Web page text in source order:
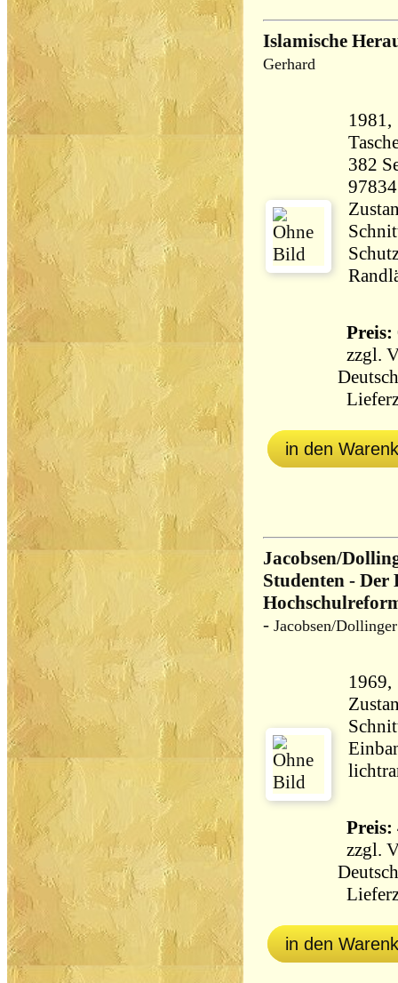
Islamische
Gerhard
382 Seiten
Preis:
zzgl.
in den
Jacobsen/
Studenten -
- Jacobsen/Dollinger
Preis:
zzgl.
in den